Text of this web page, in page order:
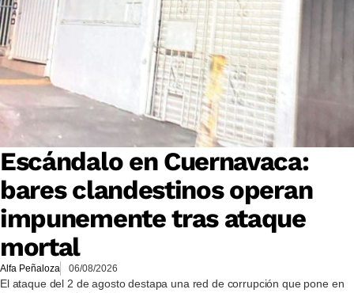
Escándalo en Cuernavaca:
bares clandestinos operan
impunemente tras ataque
mortal
Alfa Peñaloza 06/08/2026
El ataque del 2 de agosto destapa una red de corrupción que pone en